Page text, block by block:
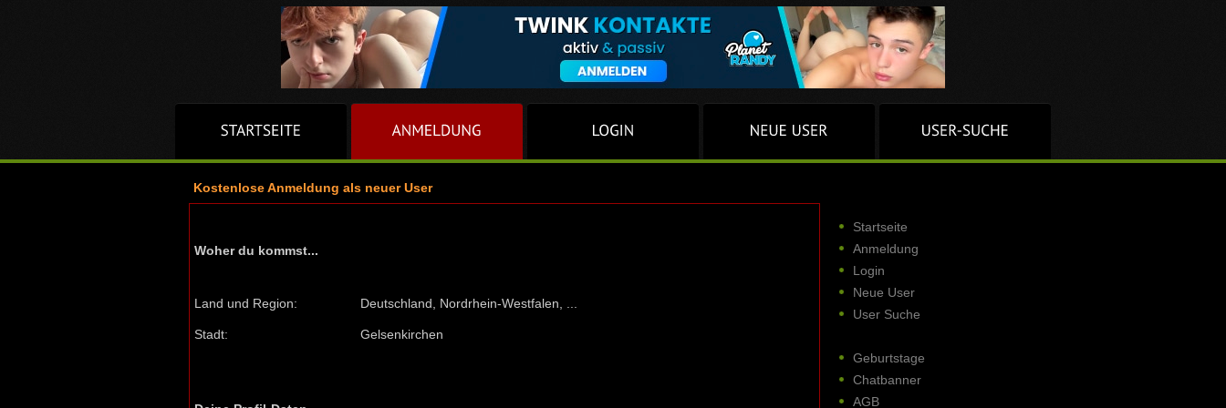
Kostenlose Anmeldung als neuer User
Woher du kommst...
Land und Region: Deutschland, Nordrhein-Westfalen, ...
Stadt: Gelsenkirchen
Startseite
Anmeldung
Login
Neue User
User Suche
Geburtstage
Chatbanner
AGB